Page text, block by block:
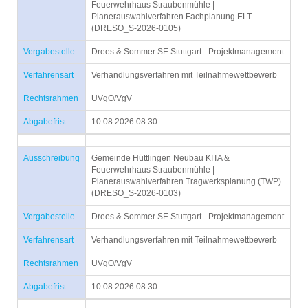
Feuerwehrhaus Straubenmühle |
Planerauswahlverfahren Fachplanung ELT
(DRESO_S-2026-0105)
Vergabestelle Drees & Sommer SE Stuttgart - Projektmanagement
Verfahrensart Verhandlungsverfahren mit Teilnahmewettbewerb
Rechtsrahmen UVgO/VgV
Abgabefrist 10.08.2026 08:30
Ausschreibung
Gemeinde Hüttlingen Neubau KITA &
Feuerwehrhaus Straubenmühle |
Planerauswahlverfahren Tragwerksplanung (TWP)
(DRESO_S-2026-0103)
Vergabestelle Drees & Sommer SE Stuttgart - Projektmanagement
Verfahrensart Verhandlungsverfahren mit Teilnahmewettbewerb
Rechtsrahmen UVgO/VgV
Abgabefrist 10.08.2026 08:30